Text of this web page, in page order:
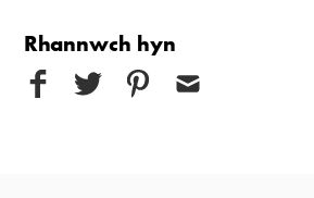
Rhannwch hyn